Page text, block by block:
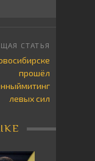
прошёл
левых сил